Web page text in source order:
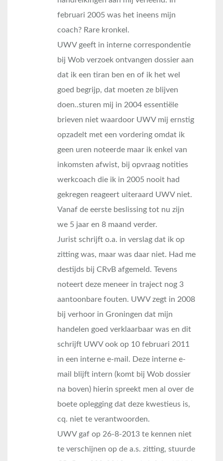
februari 2005 was het ineens mijn
coach? Rare kronkel.
UWV geeft in interne correspondentie
bij Wob verzoek ontvangen dossier aan
dat ik een tiran ben en of ik het wel
goed begrijp, dat moeten ze blijven
doen..sturen mij in 2004 essentiële
brieven niet waardoor UWV mij ernstig
opzadelt met een vordering omdat ik
geen uren noteerde maar ik enkel van
inkomsten afwist, bij opvraag notities
werkcoach die ik in 2005 nooit had
gekregen reageert uiteraard UWV niet.
Vanaf de eerste beslissing tot nu zijn
we 5 jaar en 8 maand verder.
Jurist schrijft o.a. in verslag dat ik op
zitting was, maar was daar niet. Had me
destijds bij CRvB afgemeld. Tevens
noteert deze meneer in traject nog 3
aantoonbare fouten. UWV zegt in 2008
bij verhoor in Groningen dat mijn
handelen goed verklaarbaar was en dit
schrijft UWV ook op 10 februari 2011
in een interne e-mail. Deze interne e-
mail blijft intern (komt bij Wob dossier
na boven) hierin spreekt men al over de
boete oplegging dat deze kwestieus is,
cq. niet te verantwoorden.
UWV gaf op 26-8-2013 te kennen niet
te verschijnen op de a.s. zitting, stuurde